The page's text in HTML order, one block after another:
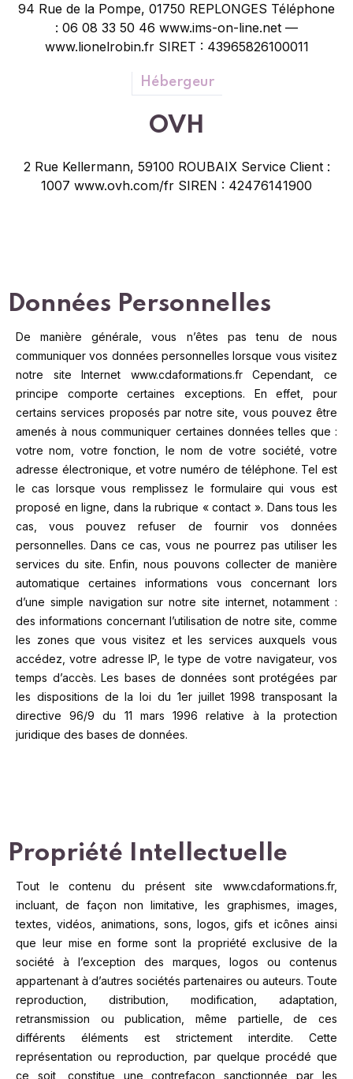
94 Rue de la Pompe, 01750 REPLONGES Téléphone
: 06 08 33 50 46 www.ims-on-line.net —
www.lionelrobin.fr SIRET : 43965826100011
Hébergeur
OVH
2 Rue Kellermann, 59100 ROUBAIX Service Client :
1007 www.ovh.com/fr SIREN : 42476141900
Données Personnelles
De manière générale, vous n’êtes pas tenu de nous
communiquer vos données personnelles lorsque vous visitez
notre site Internet www.cdaformations.fr
Cependant, ce
principe comporte certaines exceptions. En effet, pour
certains services proposés par notre site, vous pouvez être
amenés à nous communiquer certaines données telles que :
votre nom, votre fonction, le nom de votre société, votre
adresse électronique, et votre numéro de téléphone. Tel est
le cas lorsque vous remplissez le formulaire qui vous est
proposé en ligne, dans la rubrique « contact ». Dans tous les
cas, vous pouvez refuser de fournir vos données
personnelles. Dans ce cas, vous ne pourrez pas utiliser les
services du site. Enfin, nous pouvons collecter de manière
automatique certaines informations vous concernant lors
d’une simple navigation sur notre site internet, notamment :
des informations concernant l’utilisation de notre site, comme
les zones que vous visitez et les services auxquels vous
accédez, votre adresse IP, le type de votre navigateur, vos
temps d’accès. Les bases de données sont protégées par
les dispositions de la loi du 1er juillet 1998 transposant la
directive 96/9 du 11 mars 1996 relative à la protection
juridique des bases de données.
Propriété Intellectuelle
Tout le contenu du présent site www.cdaformations.fr,
incluant, de façon non limitative, les graphismes, images,
textes, vidéos, animations, sons, logos, gifs et icônes ainsi
que leur mise en forme sont la propriété exclusive de la
société à l’exception des marques, logos ou contenus
appartenant à d’autres sociétés partenaires ou auteurs. Toute
reproduction, distribution, modification, adaptation,
retransmission ou publication, même partielle, de ces
différents éléments est strictement interdite. Cette
représentation ou reproduction, par quelque procédé que
ce soit, constitue une contrefaçon sanctionnée par les